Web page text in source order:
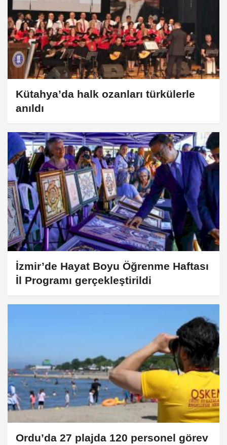
Kütahya’da halk ozanları türkülerle
anıldı
İzmir’de Hayat Boyu Öğrenme Haftası
İl Programı gerçekleştirildi
Ordu’da 27 plajda 120 personel görev